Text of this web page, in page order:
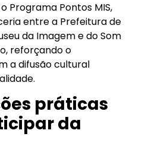
Programa Pontos MIS,
entre a Prefeitura de
da Imagem e do Som
reforçando o
a difusão cultural
práticas
da